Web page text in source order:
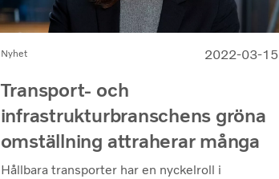
Nyhet 2022-03-15
Transport- och
infrastrukturbranschens gröna
omställning attraherar många
Hållbara transporter har en nyckelroll i